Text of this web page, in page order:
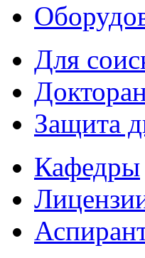
Для
Защита
Кафедры